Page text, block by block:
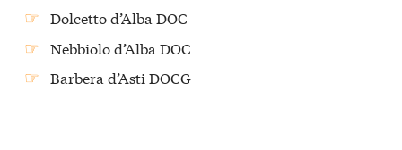
Dolcetto d’Alba DOC
Nebbiolo d’Alba DOC
Barbera d’Asti DOCG